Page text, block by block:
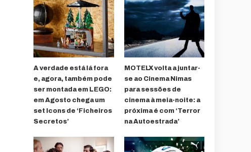
A verdade está lá fora
e, agora, também pode
ser montada em LEGO:
em Agosto chega um
set Icons de ‘Ficheiros
Secretos’
MOTELX volta a juntar-
se ao Cinema Nimas
para sessões de
cinema à meia-noite: a
próxima é com ‘Terror
na Autoestrada’